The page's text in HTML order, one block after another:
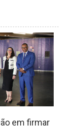
em firmar